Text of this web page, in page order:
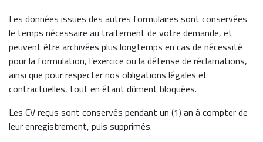
Les données issues des autres formulaires sont conservées
le temps nécessaire au traitement de votre demande, et
peuvent être archivées plus longtemps en cas de nécessité
pour la formulation, l’exercice ou la défense de réclamations,
ainsi que pour respecter nos obligations légales et
contractuelles, tout en étant dûment bloquées.
Les CV reçus sont conservés pendant un (1) an à compter de
leur enregistrement, puis supprimés.